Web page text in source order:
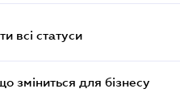
всі статуси
зміниться для бізнесу